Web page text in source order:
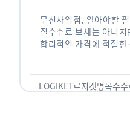
무신사입점, 알아야할
질수수료 보세는 아니
합리적인 가격에 적절
LOGIKET로지켓명목수